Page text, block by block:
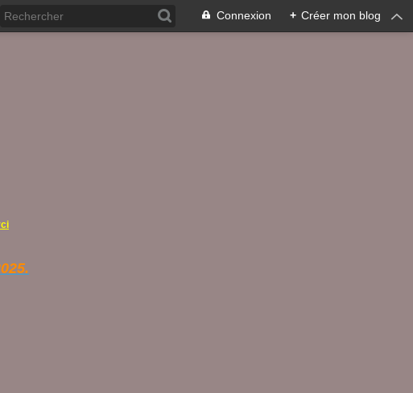
Connexion + Créer mon blog